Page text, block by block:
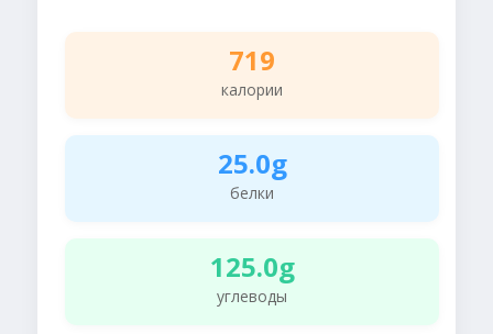
719
калории
25.0g
белки
125.0g
углеводы